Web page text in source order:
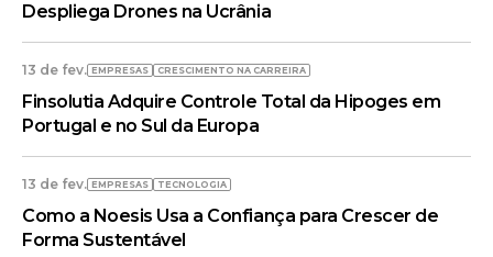
Despliega Drones na Ucrânia
13 de fev. EMPRESAS CRESCIMENTO NA CARREIRA
Finsolutia Adquire Controle Total da Hipoges em
Portugal e no Sul da Europa
13 de fev. EMPRESAS TECNOLOGIA
Como a Noesis Usa a Confiança para Crescer de
Forma Sustentável